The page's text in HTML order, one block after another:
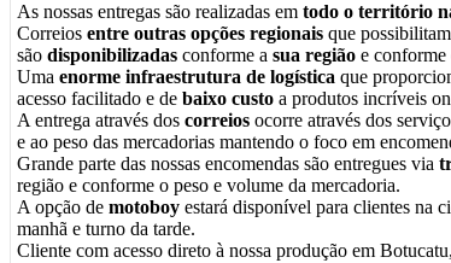
As nossas entregas são realizadas em todo o território
Correios entre outras opções regionais que possibilitam
são disponibilizadas conforme a sua região e conforme
Uma enorme infraestrutura de logística que
acesso facilitado e de baixo custo a produtos incríveis
A entrega através dos correios ocorre através dos
e ao peso das mercadorias mantendo o foco em
Grande parte das nossas encomendas são entregues via
região e conforme o peso e volume da mercadoria.
A opção de motoboy estará disponível para clientes na
manhã e turno da tarde.
Cliente com acesso direto à nossa produção em